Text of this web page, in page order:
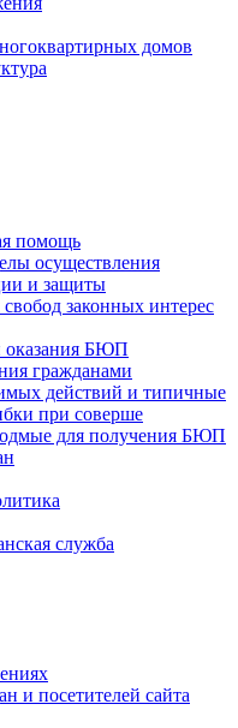
домов
помощь
осуществления
и защиты
законных интерес
оказания БЮП
гражданами
действий и типичные
при соверше
для получения БЮП
служба
и посетителей сайта